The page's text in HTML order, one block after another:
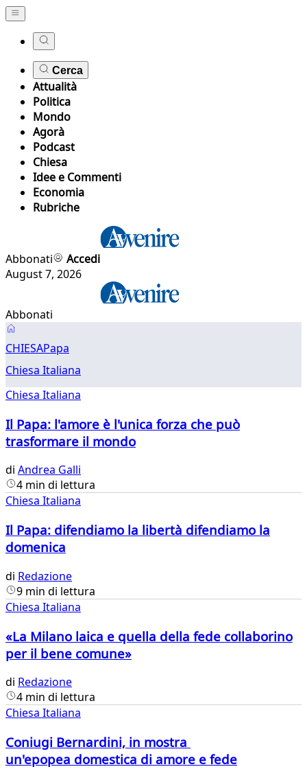
Cerca
Attualità
Politica
Mondo
Agorà
Podcast
Chiesa
Idee e Commenti
Economia
Rubriche
Abbonati
Accedi
August 7, 2026
Abbonati
Chiesa
CHIESAPapa
Chiesa Italiana
Chiesa Italiana
Il Papa: l'amore è l'unica forza che può
trasformare il mondo
di Andrea Galli
4 min di lettura
Chiesa Italiana
Il Papa: difendiamo la libertà difendiamo la
domenica
di Redazione
9 min di lettura
Chiesa Italiana
«La Milano laica e quella della fede collaborino
per il bene comune»
di Redazione
4 min di lettura
Chiesa Italiana
Coniugi Bernardini, in mostra
un'epopea domestica di amore e fede